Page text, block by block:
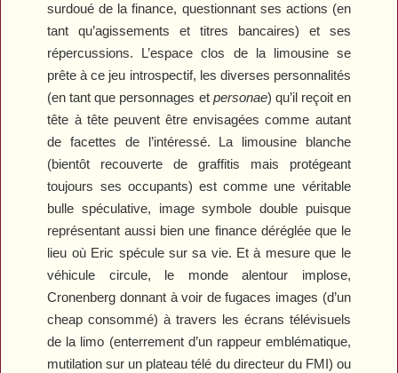
surdoué de la finance, questionnant ses actions (en
tant qu’agissements et titres bancaires) et ses
répercussions. L’espace clos de la limousine se
prête à ce jeu introspectif, les diverses personnalités
(en tant que personnages et personae) qu’il reçoit en
tête à tête peuvent être envisagées comme autant
de facettes de l’intéressé. La limousine blanche
(bientôt recouverte de graffitis mais protégeant
toujours ses occupants) est comme une véritable
bulle spéculative, image symbole double puisque
représentant aussi bien une finance déréglée que le
lieu où Eric spécule sur sa vie. Et à mesure que le
véhicule circule, le monde alentour implose,
Cronenberg donnant à voir de fugaces images (d’un
cheap consommé) à travers les écrans télévisuels
de la limo (enterrement d’un rappeur emblématique,
mutilation sur un plateau télé du directeur du FMI) ou